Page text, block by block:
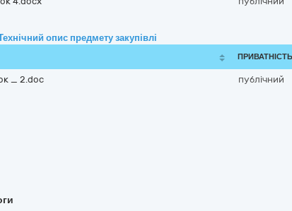
опис предмету закупівлі
ПРИВАТНІСТЬ
_ 2.doc публічний